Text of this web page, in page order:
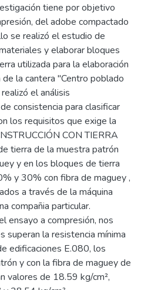
tiene por objetivo
del adobe compactado
se realizó el estudio de
y elaborar bloques
utilizada para la elaboración
la cantera "Centro poblado
el análisis
consistencia para clasificar
los requisitos que exige la
CON TIERRA
tierra de la muestra patrón
y en los bloques de tierra
y 30% con fibra de maguey ,
a través de la máquina
compañia particular.
ensayo a compresión, nos
superan la resistencia mínima
edificaciones E.080, los
y con la fibra de maguey de
valores de 18.59 kg/cm²,